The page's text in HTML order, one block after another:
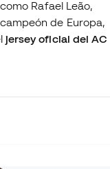
Rafael Leão,
de Europa,
jersey oficial del AC